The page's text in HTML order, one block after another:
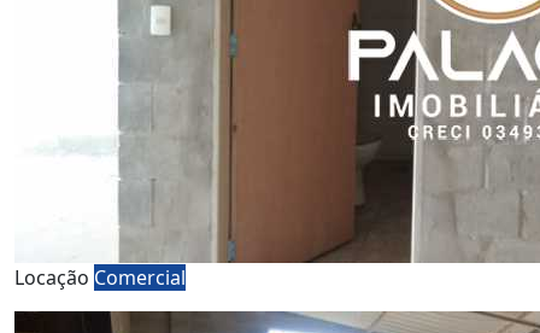
Locação Comercial